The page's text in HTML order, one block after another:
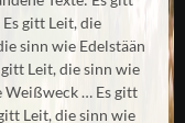
gitt Leit, die
sinn wie Edelstään
Leit, die sinn wie
Weißweck … Es gitt
Leit, die sinn wie